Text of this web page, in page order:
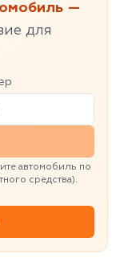
—
для
автомобиль по
средства).